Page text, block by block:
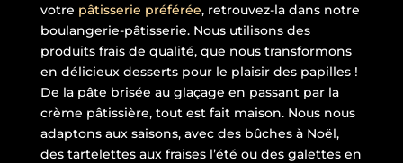
votre pâtisserie préférée, retrouvez-la dans notre
boulangerie-pâtisserie. Nous utilisons des
produits frais de qualité, que nous transformons
en délicieux desserts pour le plaisir des papilles !
De la pâte brisée au glaçage en passant par la
crème pâtissière, tout est fait maison. Nous nous
adaptons aux saisons, avec des bûches à Noël,
des tartelettes aux fraises l’été ou des galettes en